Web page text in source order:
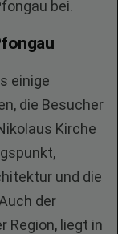
bei.
einige
die Besucher
Kirche
und die
der
Region, liegt in